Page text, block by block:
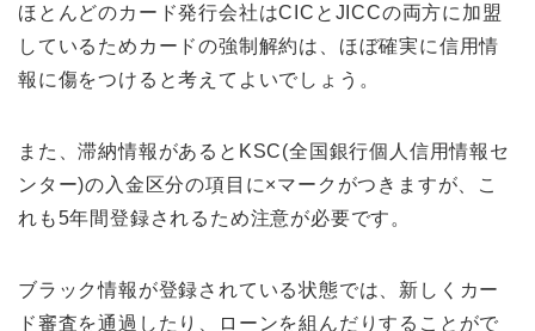
ほとんどのカード発行会社はCICとJICCの両方に加盟
しているためカードの強制解約は、ほぼ確実に信用情
報に傷をつけると考えてよいでしょう。
また、滞納情報があるとKSC(全国銀行個人信用情報セ
ンター)の入金区分の項目に×マークがつきますが、こ
れも5年間登録されるため注意が必要です。
ブラック情報が登録されている状態では、新しくカー
ド審査を通過したり、ローンを組んだりすることがで